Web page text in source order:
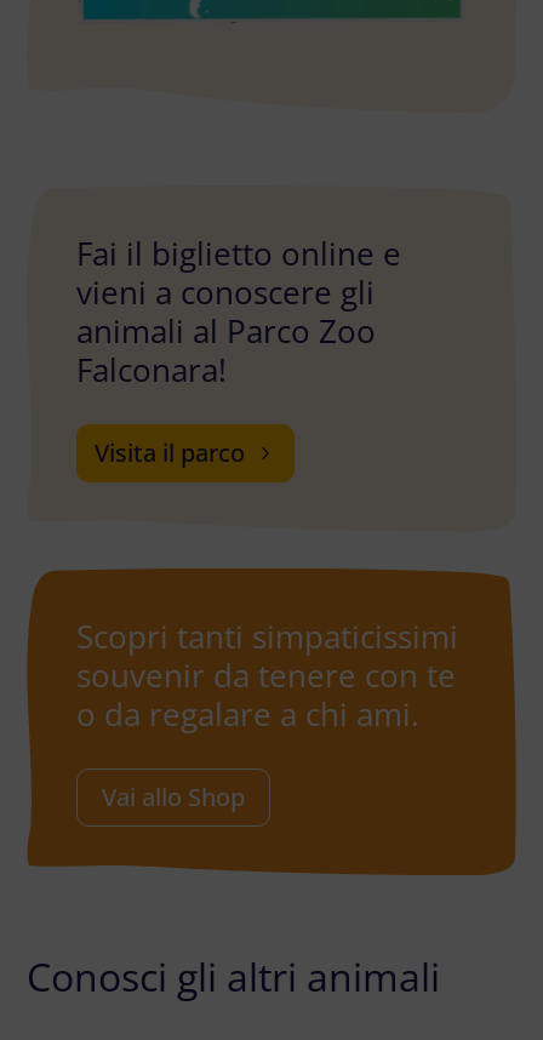
Fai il biglietto online e
vieni a conoscere gli
animali al Parco Zoo
Falconara!
Visita il parco
Scopri tanti simpaticissimi
souvenir da tenere con te
o da regalare a chi ami.
Vai allo Shop
Conosci gli altri animali